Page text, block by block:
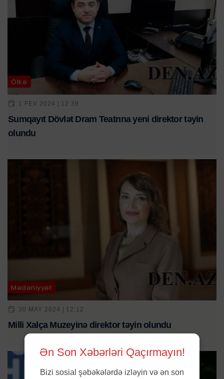
Ölkə
1 FEV 2024 | 12:39
Sumqayıt Dövlət Dram Teatrına yeni direktor təyin
olundu
Mədəniyyət
30 MAY 2024 | 12:12
Milli Xalça Muzeyinə direktor təyin olundu
Ən Son Xəbərləri Qaçırmayın!
Bizi sosial şəbəkələrdə izləyin və ən son